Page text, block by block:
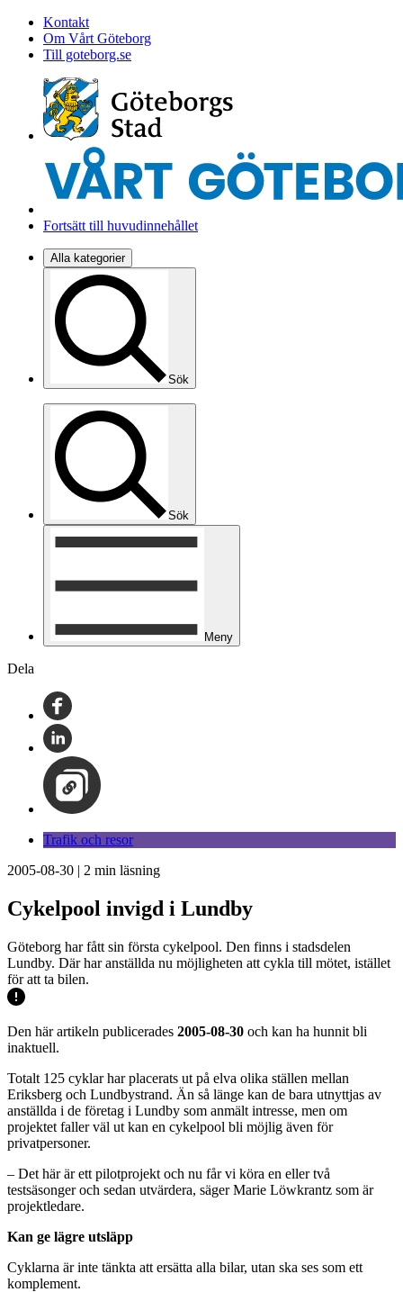
Kontakt
Om Vårt Göteborg
Till goteborg.se
Fortsätt till huvudinnehållet
Alla kategorier
Sök
Sök
Meny
Dela
Trafik och resor
2005-08-30 | 2 min läsning
Cykelpool invigd i Lundby
Göteborg har fått sin första cykelpool. Den finns i stadsdelen
Lundby. Där har anställda nu möjligheten att cykla till mötet, istället
för att ta bilen.
Den här artikeln publicerades 2005-08-30 och kan ha hunnit bli
inaktuell.
Totalt 125 cyklar har placerats ut på elva olika ställen mellan
Eriksberg och Lundbystrand. Än så länge kan de bara utnyttjas av
anställda i de företag i Lundby som anmält intresse, men om
projektet faller väl ut kan en cykelpool bli möjlig även för
privatpersoner.
– Det här är ett pilotprojekt och nu får vi köra en eller två
testsäsonger och sedan utvärdera, säger Marie Löwkrantz som är
projektledare.
Kan ge lägre utsläpp
Cyklarna är inte tänkta att ersätta alla bilar, utan ska ses som ett
komplement.